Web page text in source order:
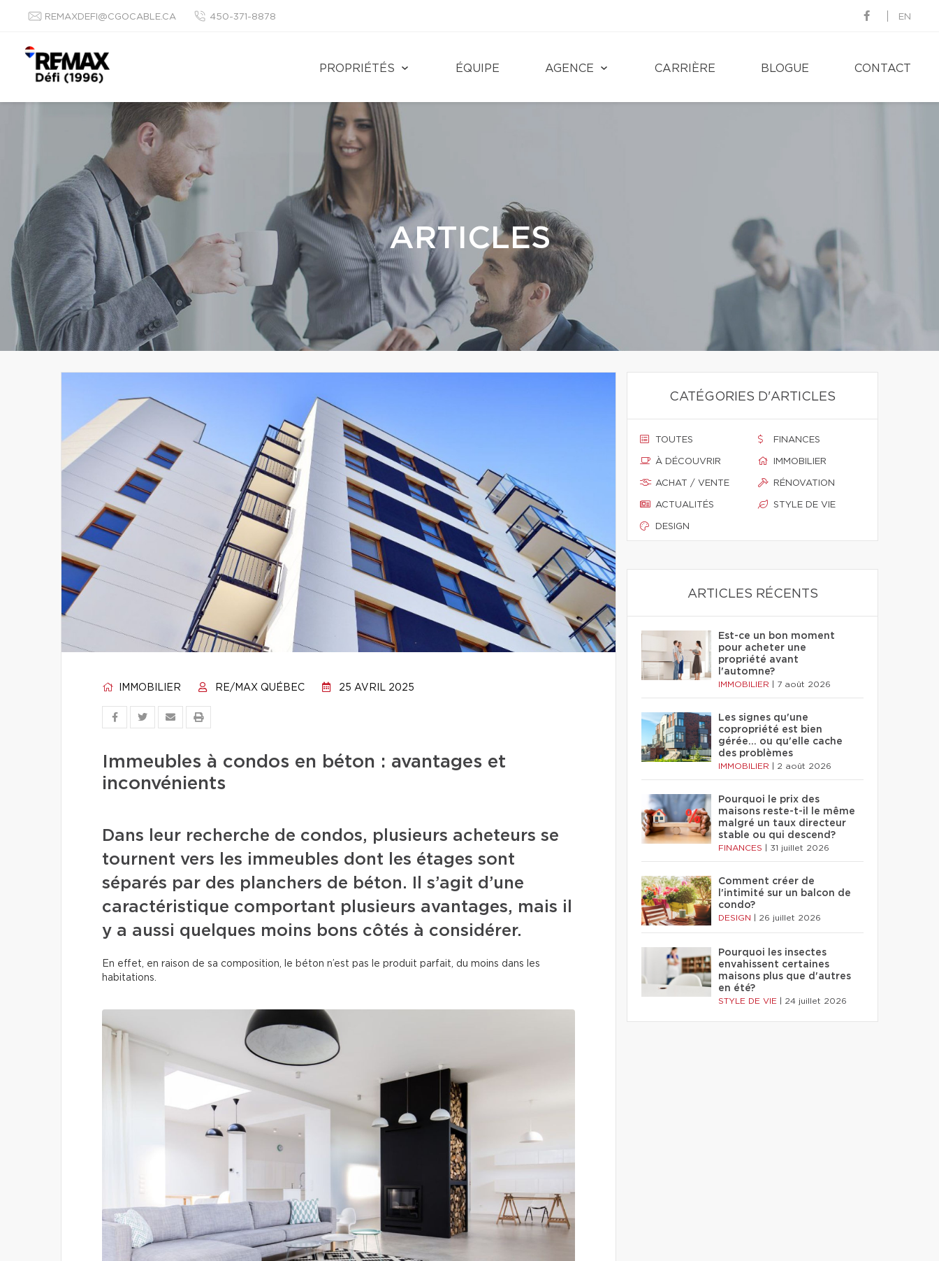
REMAXDEFI@CGOCABLE.CA 450-371-8878 EN
PROPRIÉTÉS ÉQUIPE AGENCE CARRIÈRE BLOGUE CONTACT
ARTICLES
IMMOBILIER RE/MAX QUÉBEC 25 AVRIL 2025
Immeubles à condos en béton : avantages et
inconvénients
Dans leur recherche de condos, plusieurs acheteurs se
tournent vers les immeubles dont les étages sont
séparés par des planchers de béton. Il s’agit d’une
caractéristique comportant plusieurs avantages, mais il
y a aussi quelques moins bons côtés à considérer.
En effet, en raison de sa composition, le béton n’est pas le produit parfait, du moins dans les
habitations.
CATÉGORIES D'ARTICLES
TOUTES
À DÉCOUVRIR
ACHAT / VENTE
ACTUALITÉS
DESIGN
FINANCES
IMMOBILIER
RÉNOVATION
STYLE DE VIE
ARTICLES RÉCENTS
Est-ce un bon moment
pour acheter une
propriété avant
l'automne?
IMMOBILIER 7 août 2026
Les signes qu'une
copropriété est bien
gérée… ou qu'elle cache
des problèmes
IMMOBILIER 2 août 2026
Pourquoi le prix des
maisons reste-t-il le même
malgré un taux directeur
stable ou qui descend?
FINANCES 31 juillet 2026
Comment créer de
l'intimité sur un balcon de
condo?
DESIGN 26 juillet 2026
Pourquoi les insectes
envahissent certaines
maisons plus que d'autres
en été?
STYLE DE VIE 24 juillet 2026